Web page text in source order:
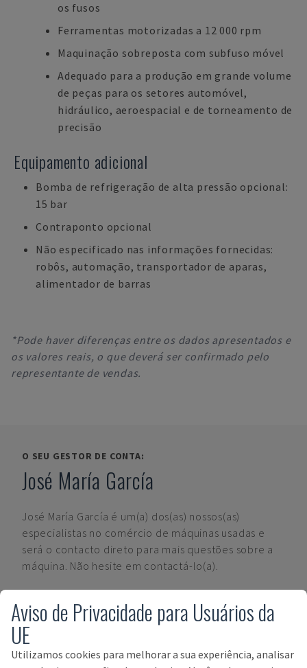
os fusos
Ferramentas motorizadas a 12 000 rpm
Maquinação sobreposta com subfuso móvel
Adequado para a produção em grande volume
de peças para os setores automóvel,
hidráulico, aeroespacial e de torneamento de
precisão
Equipamento adicional
Bomba de refrigeração de alta pressão opcional:
15 bar
Contraponto opcional
Não especificado nas informações fornecidas:
robôs, automação, transportador de aparas,
alimentador de barras
*Pode haver diferenças entre os dados apresentados e
os valores reais, o que deverá ser confirmado pelo
representante de vendas.
O SEU GESTOR DE CONTA:
José María García
José María García é um(a) dos(as) nossos(as)
especialistas no comércio de máquinas usadas e
será o contacto direto para mais questões sobre a
máquina. Não hesite em contactá-lo(a).
Aviso de Privacidade para Usuários da
UE
Utilizamos cookies para melhorar a sua experiência, analisar